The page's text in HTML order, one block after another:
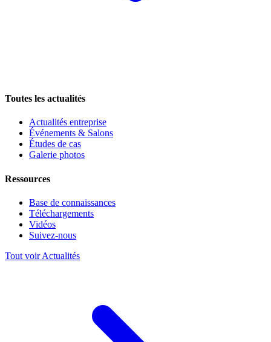
Toutes les actualités
Actualités entreprise
Événements & Salons
Études de cas
Galerie photos
Ressources
Base de connaissances
Téléchargements
Vidéos
Suivez-nous
Tout voir Actualités